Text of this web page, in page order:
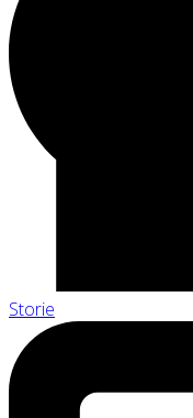
Storie